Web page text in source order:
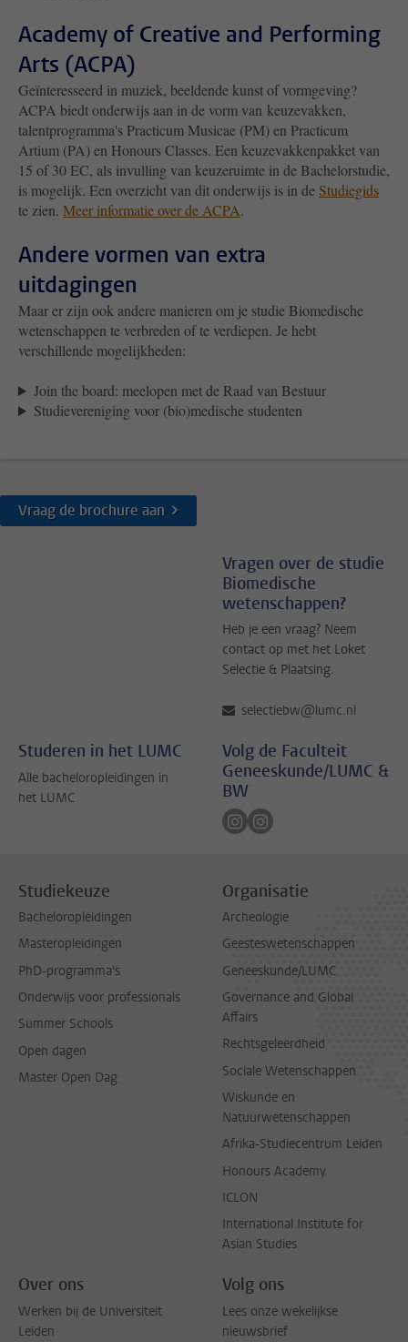
Academy of Creative and Performing
Arts (ACPA)
Geïnteresseerd in muziek, beeldende kunst of vormgeving?
ACPA biedt onderwijs aan in de vorm van keuzevakken,
talentprogramma's Practicum Musicae (PM) en Practicum
Artium (PA) en Honours Classes. Een keuzevakkenpakket van
15 of 30 EC, als invulling van keuzeruimte in de Bachelorstudie,
is mogelijk. Een overzicht van dit onderwijs is in de Studiegids
te zien. Meer informatie over de ACPA.
Andere vormen van extra
uitdagingen
Maar er zijn ook andere manieren om je studie Biomedische
wetenschappen te verbreden of te verdiepen. Je hebt
verschillende mogelijkheden:
Join the board: meelopen met de Raad van Bestuur
Studievereniging voor (bio)medische studenten
Vraag de brochure aan
Vragen over de studie
Biomedische
wetenschappen?
Heb je een vraag? Neem
contact op met het Loket
Selectie & Plaatsing.
selectiebw@lumc.nl
Studeren in het LUMC
Alle bacheloropleidingen in
het LUMC
Volg de Faculteit
Geneeskunde/LUMC &
BW
Volg ons op instagram
Volg ons op instagram
Studiekeuze
Bacheloropleidingen
Masteropleidingen
PhD-programma's
Onderwijs voor professionals
Summer Schools
Open dagen
Master Open Dag
Organisatie
Archeologie
Geesteswetenschappen
Geneeskunde/LUMC
Governance and Global
Affairs
Rechtsgeleerdheid
Sociale Wetenschappen
Wiskunde en
Natuurwetenschappen
Afrika-Studiecentrum Leiden
Honours Academy
ICLON
International Institute for
Asian Studies
Over ons
Werken bij de Universiteit
Leiden
Volg ons
Lees onze wekelijkse
nieuwsbrief